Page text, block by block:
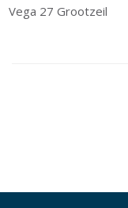
Vega 27 Grootzeil